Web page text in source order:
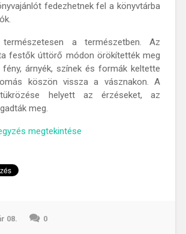
fedezhetnek fel a könyvtárba
természetesen a természetben. Az
festők úttörő módon örökítették meg
árnyék, színek és formák keltette
köszön vissza a vásznakon. A
helyett az érzéseket, az
meg.
megtekintése
08. 0